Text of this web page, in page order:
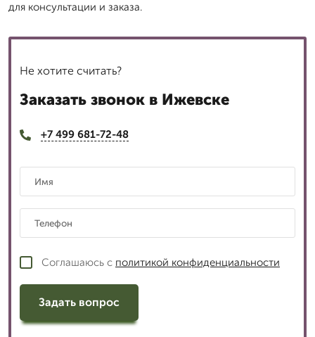
для консультации и заказа.
Не хотите считать?
Заказать звонок в Ижевске
+7 499 681-72-48
Соглашаюсь с политикой конфиденциальности
Задать вопрос